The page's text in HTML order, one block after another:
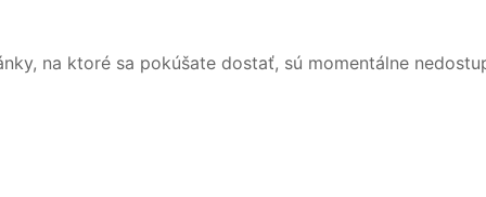
na ktoré sa pokúšate dostať, sú momentálne